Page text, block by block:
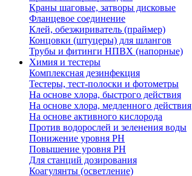
Краны шаговые, затворы дисковые
Фланцевое соединение
Клей, обезжириватель (праймер)
Концовки (штуцеры) для шлангов
Трубы и фитинги НПВХ (напорные)
Химия и тестеры
Комплексная дезинфекция
Тестеры, тест-полоски и фотометры
На основе хлора, быстрого действия
На основе хлора, медленного действия
На основе активного кислорода
Против водорослей и зеленения воды
Понижение уровня РН
Повышение уровня РН
Для станций дозирования
Коагулянты (осветление)